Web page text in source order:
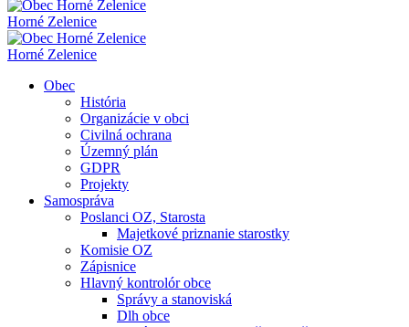
Horné Zelenice
Horné Zelenice
Obec
História
Organizácie v obci
Civilná ochrana
Územný plán
GDPR
Projekty
Samospráva
Poslanci OZ, Starosta
Majetkové priznanie starostky
Komisie OZ
Zápisnice
Hlavný kontrolór obce
Správy a stanoviská
Dlh obce